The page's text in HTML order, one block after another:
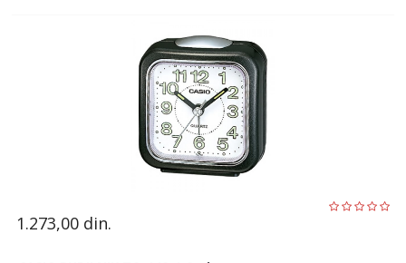
1.273,00 din.